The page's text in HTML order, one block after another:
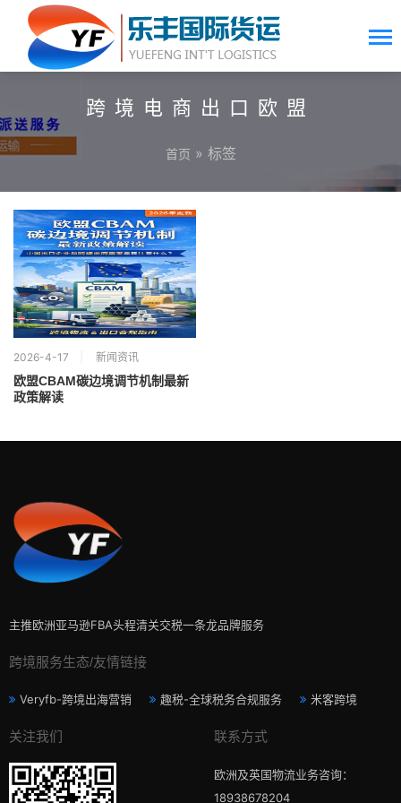
跨境电商出口欧盟
首页 » 标签
2026-4-17 新闻资讯
欧盟CBAM碳边境调节机制最新
政策解读
主推欧洲亚马逊FBA头程清关交税一条龙品牌服务
跨境服务生态/友情链接
Veryfb-跨境出海营销 趣税-全球税务合规服务 米客跨境
关注我们 联系方式
欧洲及英国物流业务咨询：
18938678204